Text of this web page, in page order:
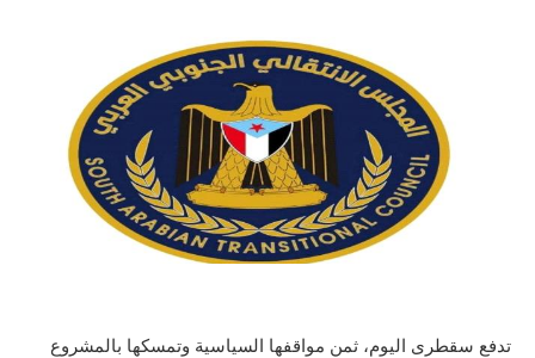
تدفع سقطرى اليوم، ثمن مواقفها السياسية وتمسكها بالمشروع